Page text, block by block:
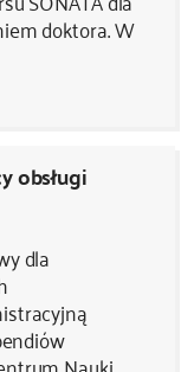
doktora. W
obsługi
dla